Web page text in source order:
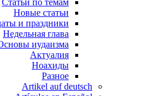
Статьи по темам
Новые статьи
и праздники
Недельная глава
иудаизма
Актуалия
Ноахиды
Разное
Artikel auf deutsch